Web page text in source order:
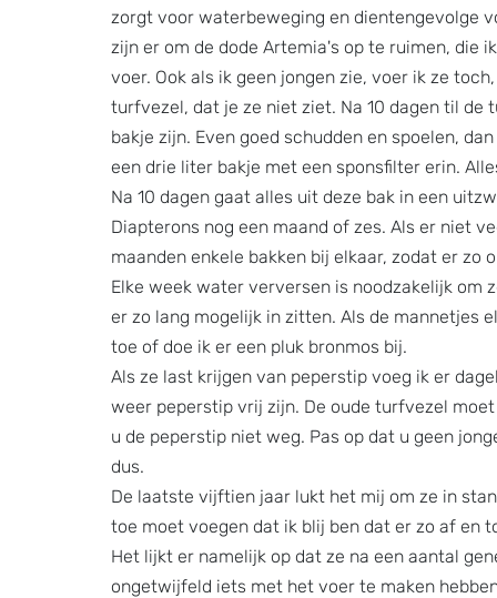
zorgt voor waterbeweging en dientengevolge
zijn er om de dode Artemia's op te ruimen, die
voer. Ook als ik geen jongen zie, voer ik ze
turfvezel, dat je ze niet ziet. Na 10 dagen til
bakje zijn. Even goed schudden en spoelen,
een drie liter bakje met een sponsfilter erin.
Na 10 dagen gaat alles uit deze bak in een
Diapterons nog een maand of zes. Als er niet
maanden enkele bakken bij elkaar, zodat er zo
Elke week water verversen is noodzakelijk
er zo lang mogelijk in zitten. Als de mannetjes
toe of doe ik er een pluk bronmos bij.
Als ze last krijgen van peperstip voeg ik er
weer peperstip vrij zijn. De oude turfvezel
u de peperstip niet weg. Pas op dat u geen
dus.
De laatste vijftien jaar lukt het mij om ze in
toe moet voegen dat ik blij ben dat er zo af en
Het lijkt er namelijk op dat ze na een aantal
ongetwijfeld iets met het voer te maken